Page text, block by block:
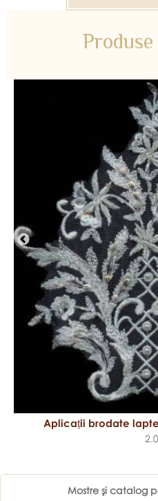
Aplicații brodate lapte
Mostre şi catalog